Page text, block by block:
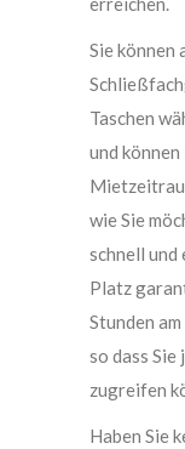
Sie können
Taschen
und
wie Sie
schnell und
Platz
Stunden
so dass Sie
zugreifen
Haben Sie